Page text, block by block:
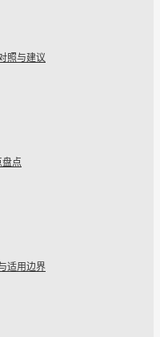
照与建议
点
适用边界